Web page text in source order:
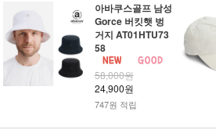
아바쿠스골프 남성
Gorce 버킷햇 벙
거지 AT01HTU73
58
58,000원
24,900원
747원 적립